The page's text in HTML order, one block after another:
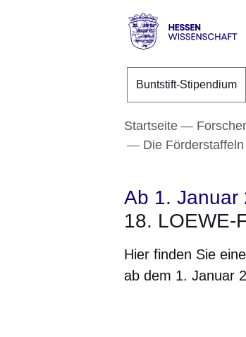
Direkt zum
Direkt zum
Direkt zum
Wissenschaft
Buntstift-Stipendium
Startseite
Die
Ab 1. Januar
18. LOEWE-
Hier finden Sie
ab dem 1. Januar